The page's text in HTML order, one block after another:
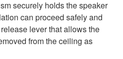
securely holds the speaker
can proceed safely and
lever that allows the
from the ceiling as